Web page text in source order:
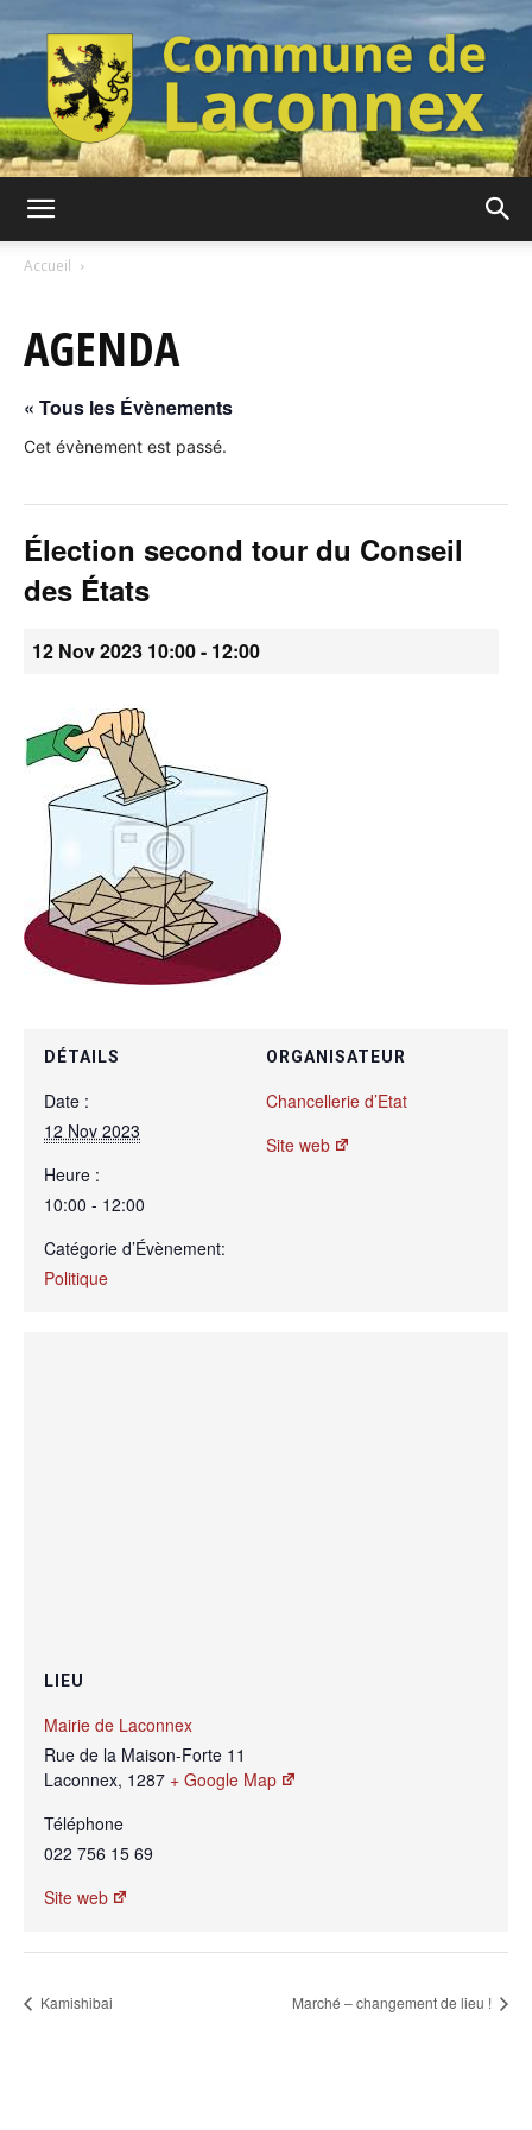
Laconnex
Canton
Genève
Accueil
AGENDA
« Tous les Évènements
Cet évènement est passé.
Élection second tour du Conseil
des États
12 Nov 2023 10:00- 12:00
DÉTAILS
Date :
12 Nov 2023
Heure :
10:00 - 12:00
Catégorie d’Évènement:
Politique
ORGANISATEUR
Chancellerie d’Etat
Site web
LIEU
Mairie de Laconnex
Rue de la Maison-Forte 11
Laconnex, 1287 + Google Map
Téléphone
022 756 15 69
Site web
Kamishibai Marché – changement de lieu !